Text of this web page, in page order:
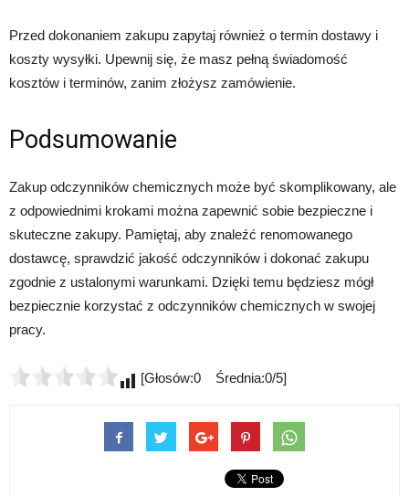
Przed dokonaniem zakupu zapytaj również o termin dostawy i
koszty wysyłki. Upewnij się, że masz pełną świadomość
kosztów i terminów, zanim złożysz zamówienie.
Podsumowanie
Zakup odczynników chemicznych może być skomplikowany, ale
z odpowiednimi krokami można zapewnić sobie bezpieczne i
skuteczne zakupy. Pamiętaj, aby znaleźć renomowanego
dostawcę, sprawdzić jakość odczynników i dokonać zakupu
zgodnie z ustalonymi warunkami. Dzięki temu będziesz mógł
bezpiecznie korzystać z odczynników chemicznych w swojej
pracy.
[Głosów:0 Średnia:0/5]